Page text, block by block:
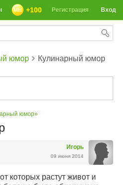
39142 РЕЦЕПТА
Вход
Регистрация
+100
юмор Кулинарный юмор
юмор»
Игорь
09 июня 2014
которых растут живот и